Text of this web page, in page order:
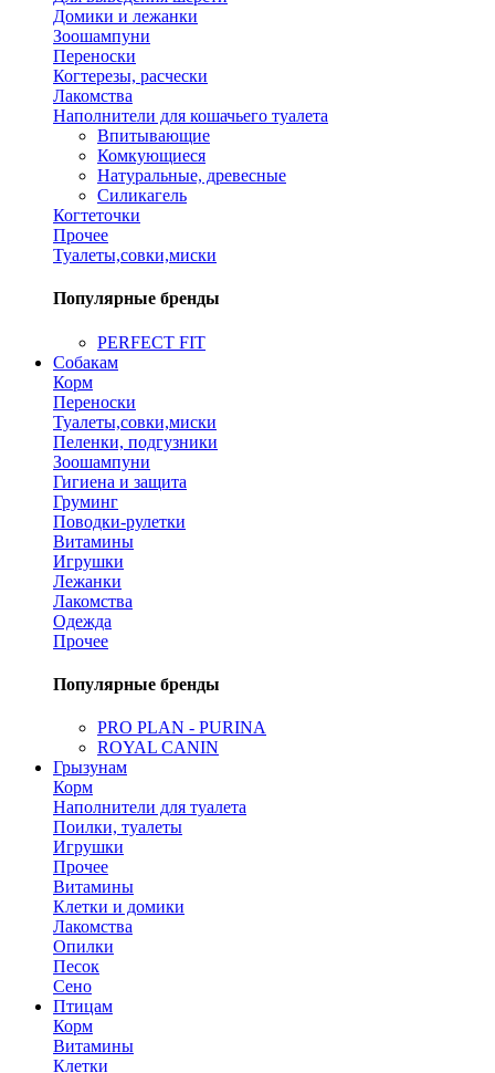
Домики и лежанки
Зоошампуни
Переноски
Когтерезы, расчески
Лакомства
Наполнители для кошачьего туалета
Впитывающие
Комкующиеся
Натуральные, древесные
Силикагель
Когтеточки
Прочее
Туалеты,совки,миски
Популярные бренды
PERFECT FIT
Собакам
Корм
Переноски
Туалеты,совки,миски
Пеленки, подгузники
Зоошампуни
Гигиена и защита
Груминг
Поводки-рулетки
Витамины
Игрушки
Лежанки
Лакомства
Одежда
Прочее
Популярные бренды
PRO PLAN - PURINA
ROYAL CANIN
Грызунам
Корм
Наполнители для туалета
Поилки, туалеты
Игрушки
Прочее
Витамины
Клетки и домики
Лакомства
Опилки
Песок
Сено
Птицам
Корм
Витамины
Клетки